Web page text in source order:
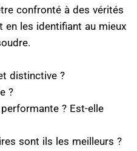
confronté à des vérités
en les identifiant au mieux
distinctive ?
?
? Est-elle
sont ils les meilleurs ?